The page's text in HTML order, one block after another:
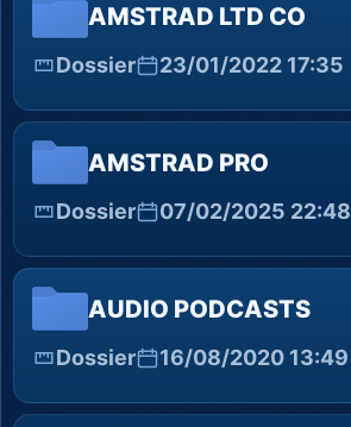
AMSTRAD LTD CO
Dossier 23/01/2022 17:35
AMSTRAD PRO
Dossier 07/02/2025 22:48
AUDIO PODCASTS
Dossier 16/08/2020 13:49